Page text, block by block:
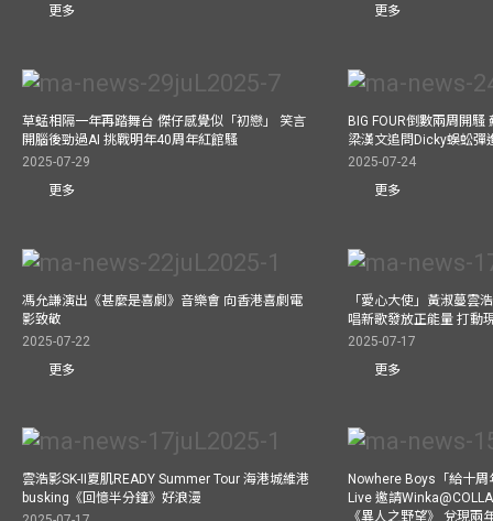
更多 更多
草蜢相隔一年再踏舞台 傑仔感覺似「初戀」 笑言
開腦後勁過AI 挑戰明年40周年紅館騷
2025-07-29
更多
BIG FOUR倒數兩周開
梁漢文追問Dicky蜈蚣彈
2025-07-24
更多
馮允謙演出《甚麼是喜劇》音樂會 向香港喜劇電
影致敬
2025-07-22
更多
「愛心大使」黃淑蔓雲
唱新歌發放正能量 打動
2025-07-17
更多
雲浩影SK-II夏肌READY Summer Tour 海港城維港
busking《回憶半分鐘》好浪漫
Nowhere Boys「給十
Live 邀請
《異人之野望》 兌現兩